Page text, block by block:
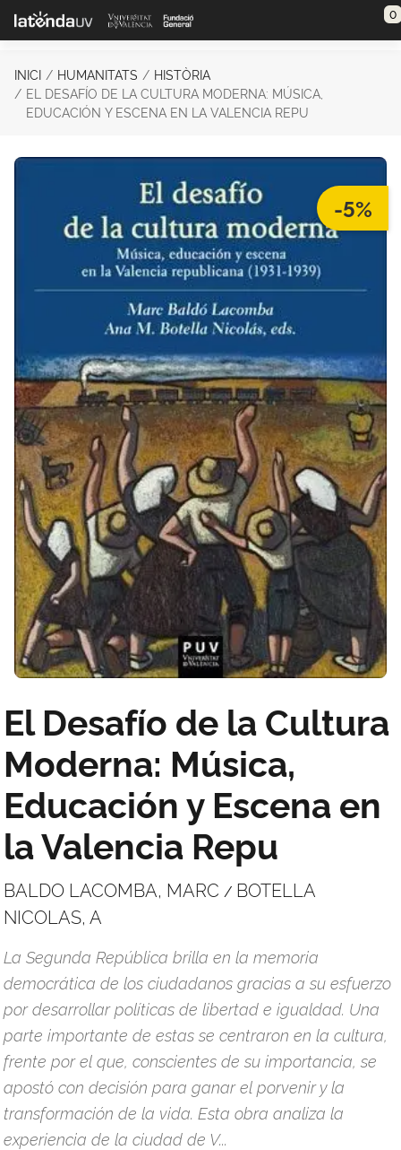
Saltar al contenido principal 0
INICI HUMANITATS
HISTÒRIA
EL DESAFÍO DE LA CULTURA MODERNA: MÚSICA,
EDUCACIÓN Y ESCENA EN LA VALENCIA REPU
-5%
El Desafío de la Cultura
Moderna: Música,
Educación y Escena en
la Valencia Repu
BALDO LACOMBA, MARC / BOTELLA
NICOLAS, A
La Segunda República brilla en la memoria
democrática de los ciudadanos gracias a su esfuerzo
por desarrollar políticas de libertad e igualdad. Una
parte importante de estas se centraron en la cultura,
frente por el que, conscientes de su importancia, se
apostó con decisión para ganar el porvenir y la
transformación de la vida. Esta obra analiza la
experiencia de la ciudad de V...